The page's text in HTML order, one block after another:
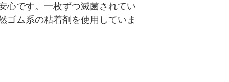
心です。一枚ずつ滅菌されてい
ゴム系の粘着剤を使用していま